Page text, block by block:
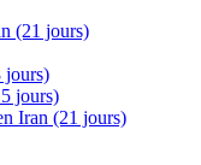
(21 jours)
jours)
jours)
Iran (21 jours)